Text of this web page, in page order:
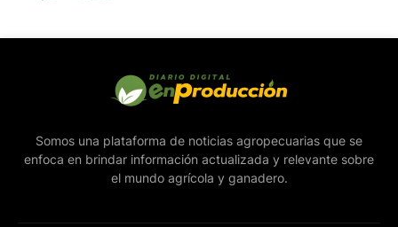
Somos una plataforma de noticias agropecuarias que se
enfoca en brindar información actualizada y relevante sobre
el mundo agrícola y ganadero.